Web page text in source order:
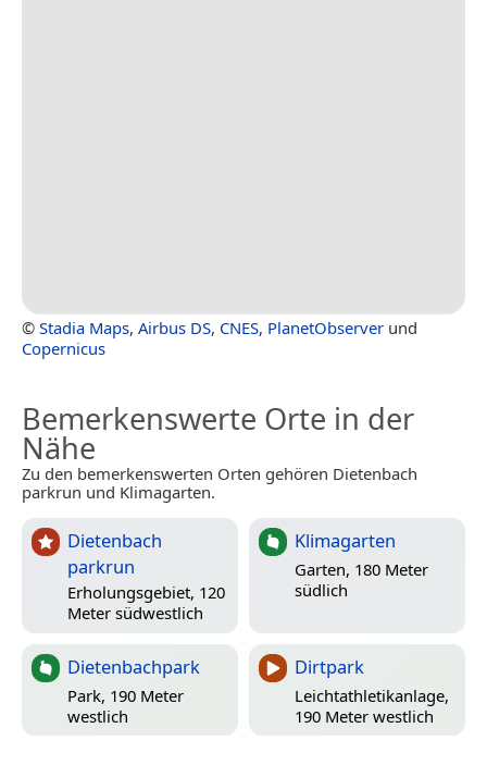
© Stadia Maps, Airbus DS, CNES, PlanetObserver und
Copernicus
Bemerkenswerte Orte in der
Nähe
Zu den bemerkenswerten Orten gehören Dietenbach
parkrun und Klimagarten.
Dietenbach
parkrun
Erholungsgebiet, 120
Meter südwestlich
Klimagarten
Garten, 180 Meter
südlich
Dietenbachpark
Park, 190 Meter
westlich
Dirtpark
Leichtathletikanlage,
190 Meter westlich